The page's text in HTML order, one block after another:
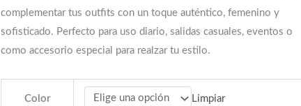
era:
$395.00.
es:
$149.00.
complementar tus outfits con un toque auténtico, femenino y
sofisticado. Perfecto para uso diario, salidas casuales, eventos o
como accesorio especial para realzar tu estilo.
Color Limpiar